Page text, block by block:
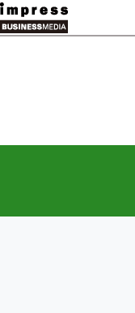
メ
イ
テ
に